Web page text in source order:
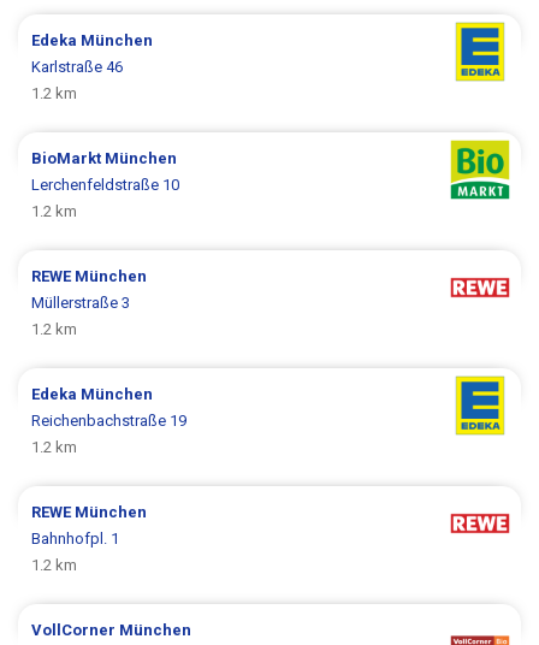
Edeka München
Karlstraße 46
1.2 km
BioMarkt München
Lerchenfeldstraße 10
1.2 km
REWE München
Müllerstraße 3
1.2 km
Edeka München
Reichenbachstraße 19
1.2 km
REWE München
Bahnhofpl. 1
1.2 km
VollCorner München